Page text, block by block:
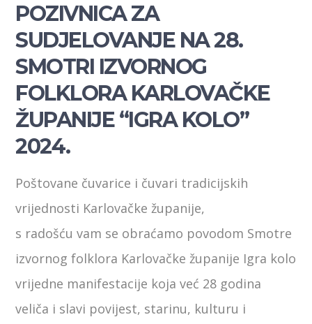
POZIVNICA ZA
SUDJELOVANJE NA 28.
SMOTRI IZVORNOG
FOLKLORA KARLOVAČKE
ŽUPANIJE “IGRA KOLO”
2024.
Poštovane čuvarice i čuvari tradicijskih
vrijednosti Karlovačke županije,
s radošću vam se obraćamo povodom Smotre
izvornog folklora Karlovačke županije Igra kolo
vrijedne manifestacije koja već 28 godina
veliča i slavi povijest, starinu, kulturu i